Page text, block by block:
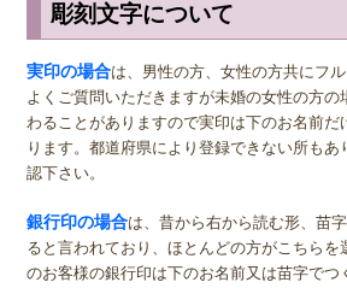
であるのに対し、チタンの印鑑だけは水洗い
せん。 印鑑が朱肉で汚れたら、その都度指
洗いしましょう。簡単に汚れを落とすことが
も、きれいに汚れを落として専用の印鑑ケー
りません。
サイズ選びのアドバイス
実印の男性用は、堂々とした大きいサイズの
ミリがおすすめです。女性用の実印でフル
リ。女性用の実印で名のみの場合は、13.5ミ
の方でご結婚されている場合は、ご主人様
なるのが一般的ですが、同じ大きさの実印で
女関係なく大きいものをおすすめします。代
り下さい。印材によっては、21.0ミリもご用
際は、各商品ページにてご確認ください。
彫刻文字について
実印の場合は、男性の方、女性の方共にフル
よくご質問いただきますが未婚の女性の方の
わることがありますので実印は下のお名前だ
ります。都道府県により登録できない所も
認下さい。
銀行印の場合は、昔から右から読む形、苗
ると言われており、ほとんどの方がこちらを
のお客様の銀行印は下のお名前又は苗字でつ